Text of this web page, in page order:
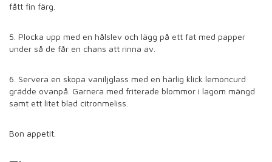
fått fin färg.
5. Plocka upp med en hålslev och lägg på ett fat med papper
under så de får en chans att rinna av.
6. Servera en skopa vaniljglass med en härlig klick lemoncurd
grädde ovanpå. Garnera med friterade blommor i lagom mängd
samt ett litet blad citronmeliss.
Bon appetit.